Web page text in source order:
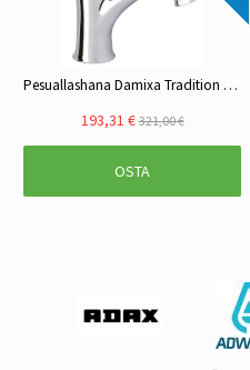
Pesuallashana Damixa Tradition 370340035 kromi
193,31 € 321,00 €
OSTA